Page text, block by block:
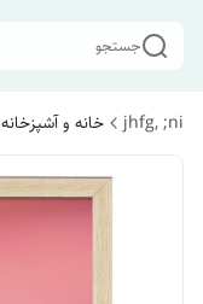
جستجو
jhfg, ;ni خانه و آشپزخانه